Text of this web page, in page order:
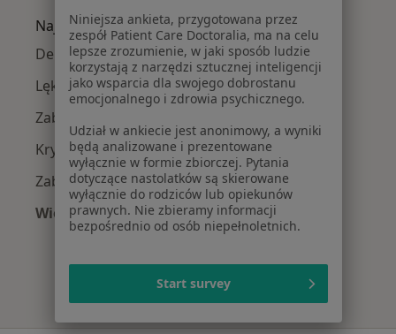
Najczęście leczone choroby
Depresja w Elblągu
Lęki w Elblągu
Zaburzenia lękowe w Elblągu
Kryzys w związku w Elblągu
Zaburzenia emocjonalne w Elblągu
Więcej (15)
Więcej w kategorii: Najczęście leczone
Niniejsza ankieta, przygotowana przez
zespół Patient Care Doctoralia, ma na celu
lepsze zrozumienie, w jaki sposób ludzie
korzystają z narzędzi sztucznej inteligencji
jako wsparcia dla swojego dobrostanu
emocjonalnego i zdrowia psychicznego.
Udział w ankiecie jest anonimowy, a wyniki
będą analizowane i prezentowane
wyłącznie w formie zbiorczej. Pytania
dotyczące nastolatków są skierowane
wyłącznie do rodziców lub opiekunów
prawnych. Nie zbieramy informacji
bezpośrednio od osób niepełnoletnich.
Start survey